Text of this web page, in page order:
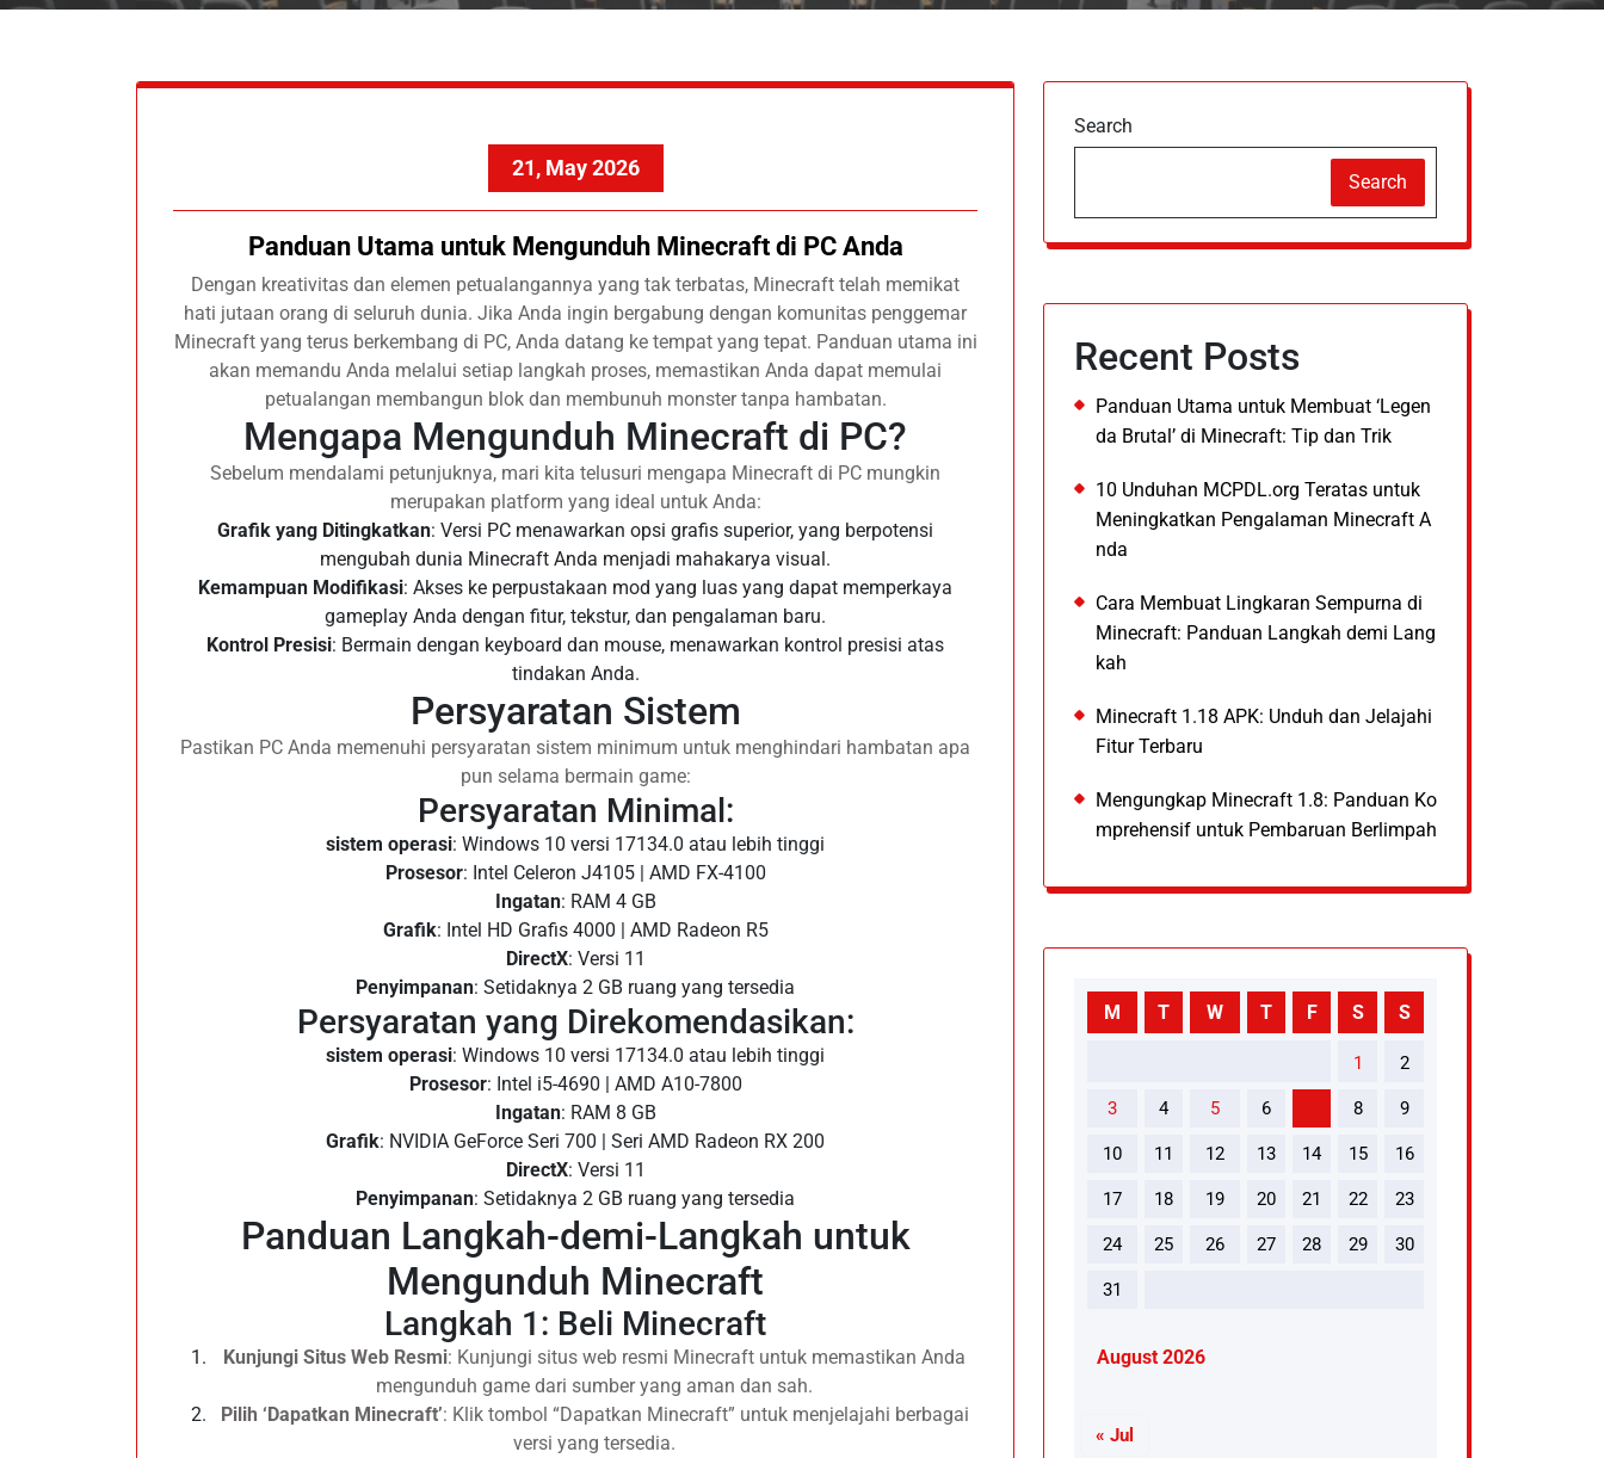
21, May 2026
Panduan Utama untuk Mengunduh Minecraft di PC Anda
Dengan kreativitas dan elemen petualangannya yang tak terbatas, Minecraft telah memikat
hati jutaan orang di seluruh dunia. Jika Anda ingin bergabung dengan komunitas penggemar
Minecraft yang terus berkembang di PC, Anda datang ke tempat yang tepat. Panduan utama ini
akan memandu Anda melalui setiap langkah proses, memastikan Anda dapat memulai
petualangan membangun blok dan membunuh monster tanpa hambatan.
Mengapa Mengunduh Minecraft di PC?
Sebelum mendalami petunjuknya, mari kita telusuri mengapa Minecraft di PC mungkin
merupakan platform yang ideal untuk Anda:
Grafik yang Ditingkatkan: Versi PC menawarkan opsi grafis superior, yang berpotensi
mengubah dunia Minecraft Anda menjadi mahakarya visual.
Kemampuan Modifikasi: Akses ke perpustakaan mod yang luas yang dapat memperkaya
gameplay Anda dengan fitur, tekstur, dan pengalaman baru.
Kontrol Presisi: Bermain dengan keyboard dan mouse, menawarkan kontrol presisi atas
tindakan Anda.
Persyaratan Sistem
Pastikan PC Anda memenuhi persyaratan sistem minimum untuk menghindari hambatan apa
pun selama bermain game:
Persyaratan Minimal:
sistem operasi: Windows 10 versi 17134.0 atau lebih tinggi
Prosesor: Intel Celeron J4105 | AMD FX-4100
Ingatan: RAM 4 GB
Grafik: Intel HD Grafis 4000 | AMD Radeon R5
DirectX: Versi 11
Penyimpanan: Setidaknya 2 GB ruang yang tersedia
Persyaratan yang Direkomendasikan:
sistem operasi: Windows 10 versi 17134.0 atau lebih tinggi
Prosesor: Intel i5-4690 | AMD A10-7800
Ingatan: RAM 8 GB
Grafik: NVIDIA GeForce Seri 700 | Seri AMD Radeon RX 200
DirectX: Versi 11
Penyimpanan: Setidaknya 2 GB ruang yang tersedia
Panduan Langkah-demi-Langkah untuk
Mengunduh Minecraft
Langkah 1: Beli Minecraft
Kunjungi Situs Web Resmi: Kunjungi situs web resmi Minecraft untuk memastikan Anda
mengunduh game dari sumber yang aman dan sah.
Pilih ‘Dapatkan Minecraft’: Klik tombol “Dapatkan Minecraft” untuk menjelajahi berbagai
versi yang tersedia.
Search
Search
Recent Posts
Panduan Utama untuk Membuat ‘Legen
da Brutal’ di Minecraft: Tip dan Trik
10 Unduhan MCPDL.org Teratas untuk
Meningkatkan Pengalaman Minecraft A
nda
Cara Membuat Lingkaran Sempurna di
Minecraft: Panduan Langkah demi Lang
kah
Minecraft 1.18 APK: Unduh dan Jelajahi
Fitur Terbaru
Mengungkap Minecraft 1.8: Panduan Ko
mprehensif untuk Pembaruan Berlimpah
August 2026
M T W T F S S
1 2
3 4 5 6 8 9
10 11 12 13 14 15 16
17 18 19 20 21 22 23
24 25 26 27 28 29 30
31
« Jul